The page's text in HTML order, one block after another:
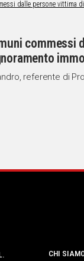
commessi
referente di
CHI